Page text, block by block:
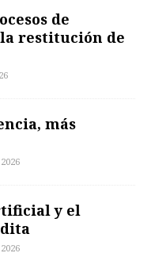
de
restitución de
más
y el